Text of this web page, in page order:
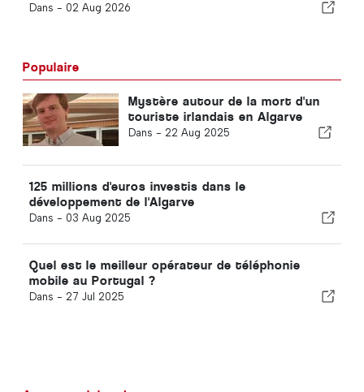
Dans - 02 Aug 2026
Populaire
Mystère autour de la mort d'un
touriste irlandais en Algarve
Dans - 22 Aug 2025
125 millions d'euros investis dans le
développement de l'Algarve
Dans - 03 Aug 2025
Quel est le meilleur opérateur de téléphonie
mobile au Portugal ?
Dans - 27 Jul 2025